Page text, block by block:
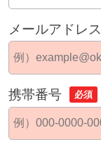
メールアドレス
携帯番号 必須